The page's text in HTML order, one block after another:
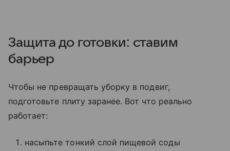
Защита до готовки: ставим
барьер
Чтобы не превращать уборку в подвиг,
подготовьте плиту заранее. Вот что реально
работает:
насыпьте тонкий слой пищевой соды